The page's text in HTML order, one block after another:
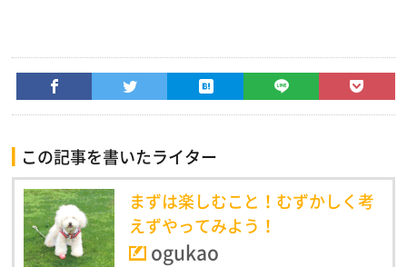
この記事を書いたライター
まずは楽しむこと！むずかしく考
えずやってみよう！
ogukao